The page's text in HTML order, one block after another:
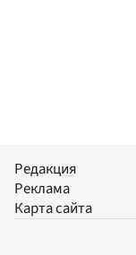
Редакция
Реклама
Карта сайта